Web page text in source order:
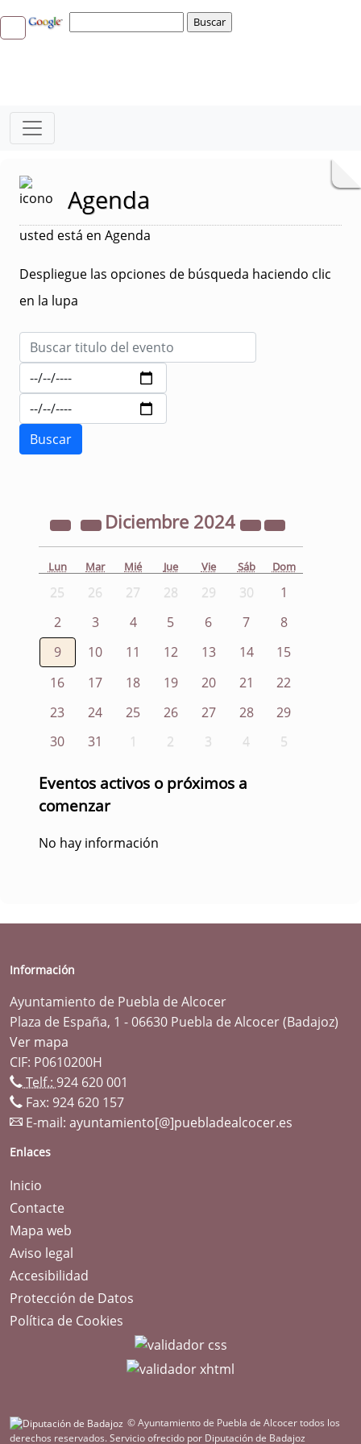
Agenda
usted está en Agenda
Despliegue las opciones de búsqueda haciendo clic
en la lupa
Diciembre 2024
Lun Mar Mié Jue Vie Sáb Dom
25 26 27 28 29 30
1
2
3 4 5 6 7
8
9
10 11 12 13 14
15
16
17 18 19 20 21
22
23
24 25 26 27 28
29
30
31 1 2 3 4 5
Eventos activos o próximos a
comenzar
No hay información
Información
Ayuntamiento de Puebla de Alcocer
Plaza de España, 1 - 06630 Puebla de Alcocer (Badajoz)
Ver mapa
CIF: P0610200H
Telf.: 924 620 001
Fax: 924 620 157
E-mail: ayuntamiento[@]puebladealcocer.es
Enlaces
Inicio
Contacte
Mapa web
Aviso legal
Accesibilidad
Protección de Datos
Política de Cookies
© Ayuntamiento de Puebla de Alcocer todos los
derechos reservados.Servicio ofrecido por Diputación de Badajoz